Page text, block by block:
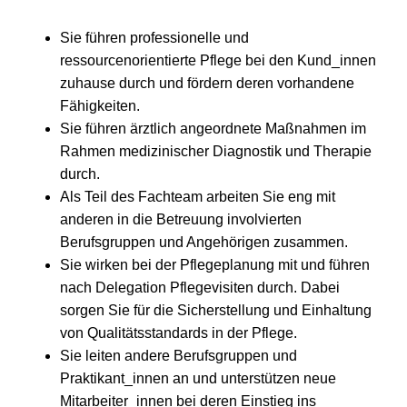
Sie führen professionelle und
ressourcenorientierte Pflege bei den Kund_innen
zuhause durch und fördern deren vorhandene
Fähigkeiten.
Sie führen ärztlich angeordnete Maßnahmen im
Rahmen medizinischer Diagnostik und Therapie
durch.
Als Teil des Fachteam arbeiten Sie eng mit
anderen in die Betreuung involvierten
Berufsgruppen und Angehörigen zusammen.
Sie wirken bei der Pflegeplanung mit und führen
nach Delegation Pflegevisiten durch. Dabei
sorgen Sie für die Sicherstellung und Einhaltung
von Qualitätsstandards in der Pflege.
Sie leiten andere Berufsgruppen und
Praktikant_innen an und unterstützen neue
Mitarbeiter_innen bei deren Einstieg ins